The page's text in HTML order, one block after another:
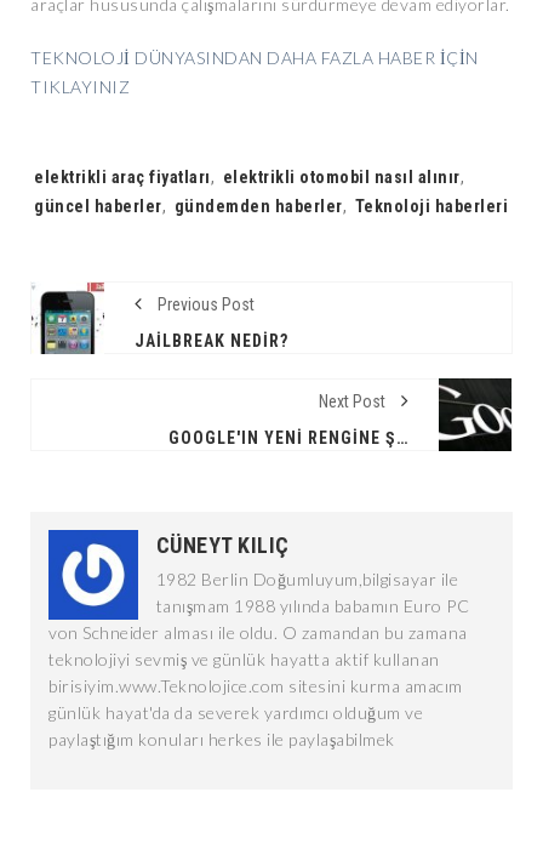
araçlar hususunda çalışmalarını sürdürmeye devam ediyorlar.
TEKNOLOJİ DÜNYASINDAN DAHA FAZLA HABER İÇİN
TIKLAYINIZ
Tags:
elektrikli araç fiyatları, elektrikli otomobil nasıl alınır,
güncel haberler, gündemden haberler, Teknoloji haberleri
Previous Post
JAILBREAK NEDIR?
Next Post
GOOGLE'IN YENI RENGINE ŞIMDIDEN TEPKI YAĞIYOR !
CÜNEYT KILIÇ
1982 Berlin Doğumluyum,bilgisayar ile
tanışmam 1988 yılında babamın Euro PC
von Schneider alması ile oldu. O zamandan bu zamana
teknolojiyi sevmiş ve günlük hayatta aktif kullanan
birisiyim.www.Teknolojice.com sitesini kurma amacım
günlük hayat'da da severek yardımcı olduğum ve
paylaştığım konuları herkes ile paylaşabilmek